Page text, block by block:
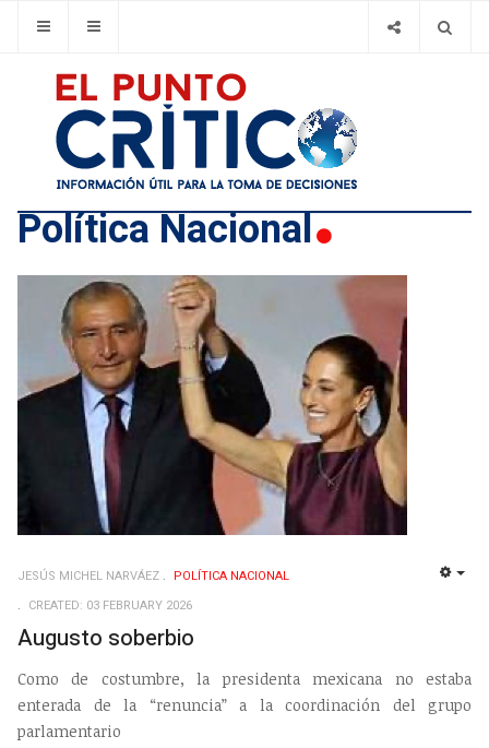
Polí­tica Nacional
JESÚS MICHEL NARVÁEZ
POLÍ­TICA NACIONAL
CREATED: 03 FEBRUARY 2026
Augusto soberbio
Como de costumbre, la presidenta mexicana no estaba
enterada de la “renuncia” a la coordinación del grupo
parlamentario